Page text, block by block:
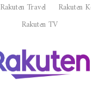
Rakuten
Rakuten Travel
Rakuten TV